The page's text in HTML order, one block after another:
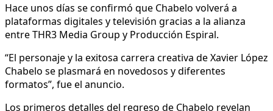
Hace unos días se confirmó que Chabelo volverá a
plataformas digitales y televisión gracias a la alianza
entre THR3 Media Group y Producción Espiral.
“El personaje y la exitosa carrera creativa de Xavier López
Chabelo se plasmará en novedosos y diferentes
formatos”, fue el anuncio.
Los primeros detalles del regreso de Chabelo revelan